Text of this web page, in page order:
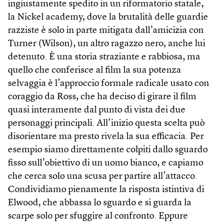
ingiustamente spedito in un riformatorio statale,
la Nickel academy, dove la brutalità delle guardie
razziste è solo in parte mitigata dall’amicizia con
Turner (Wilson), un altro ragazzo nero, anche lui
detenuto. È una storia straziante e rabbiosa, ma
quello che conferisce al film la sua potenza
selvaggia è l’approccio formale radicale usato con
coraggio da Ross, che ha deciso di girare il film
quasi interamente dal punto di vista dei due
personaggi principali. All’inizio questa scelta può
disorientare ma presto rivela la sua efficacia. Per
esempio siamo direttamente colpiti dallo sguardo
fisso sull’obiettivo di un uomo bianco, e capiamo
che cerca solo una scusa per partire all’attacco.
Condividiamo pienamente la risposta istintiva di
Elwood, che abbassa lo sguardo e si guarda la
scarpe solo per sfuggire al confronto. Eppure